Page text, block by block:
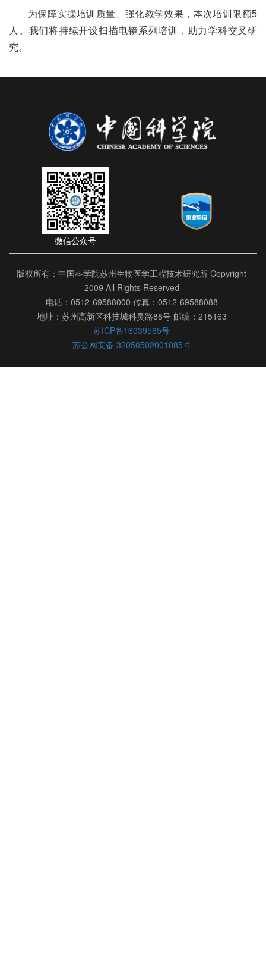
为保障实操培训质量、强化教学效果，本次培训限额5
人。我们将持续开设扫描电镜系列培训，助力学科交叉研
究。
微信公众号
版权所有：中国科学院苏州生物医学工程技术研究所 Copyright
2009 All Rights Reserved
电话：0512-69588000 传真：0512-69588088
地址：苏州高新区科技城科灵路88号 邮编：215163
苏ICP备16039565号
苏公网安备 32050502001085号